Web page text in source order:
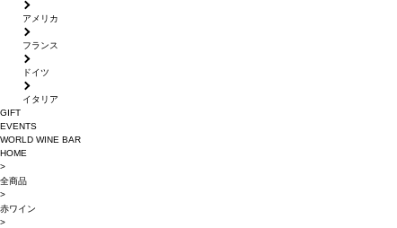
アメリカ
フランス
ドイツ
イタリア
GIFT
EVENTS
WORLD WINE BAR
HOME
>
全商品
>
赤ワイン
>